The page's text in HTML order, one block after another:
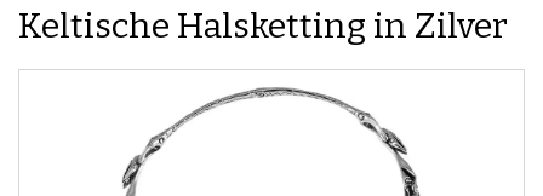
Keltische Halsketting in Zilver